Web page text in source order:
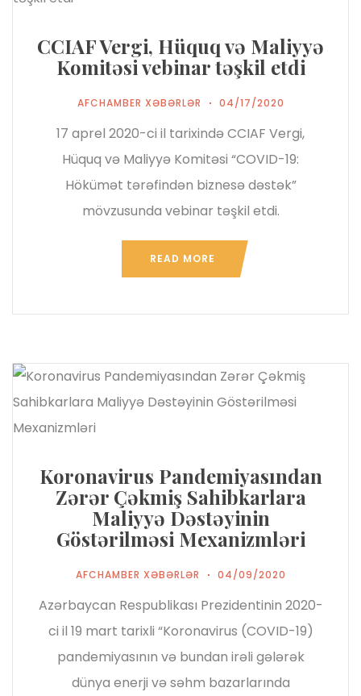
CCIAF Vergi, Hüquq və Maliyyə
Komitəsi vebinar təşkil etdi
AFCHAMBER XƏBƏRLƏR 04/17/2020
17 aprel 2020-ci il tarixində CCIAF Vergi,
Hüquq və Maliyyə Komitəsi “COVID-19:
Hökümət tərəfindən biznesə dəstək”
mövzusunda vebinar təşkil etdi.
READ MORE
Koronavirus Pandemiyasından
Zərər Çəkmiş Sahibkarlara
Maliyyə Dəstəyinin
Göstərilməsi Mexanizmləri
AFCHAMBER XƏBƏRLƏR 04/09/2020
Azərbaycan Respublikası Prezidentinin 2020-
ci il 19 mart tarixli “Koronavirus (COVID-19)
pandemiyasının və bundan irəli gələrək
dünya enerji və səhm bazarlarında